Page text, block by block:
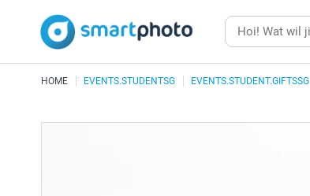
HOME EVENTS.STUDENTSG EVENTS.STUDENT.GIFTSSG